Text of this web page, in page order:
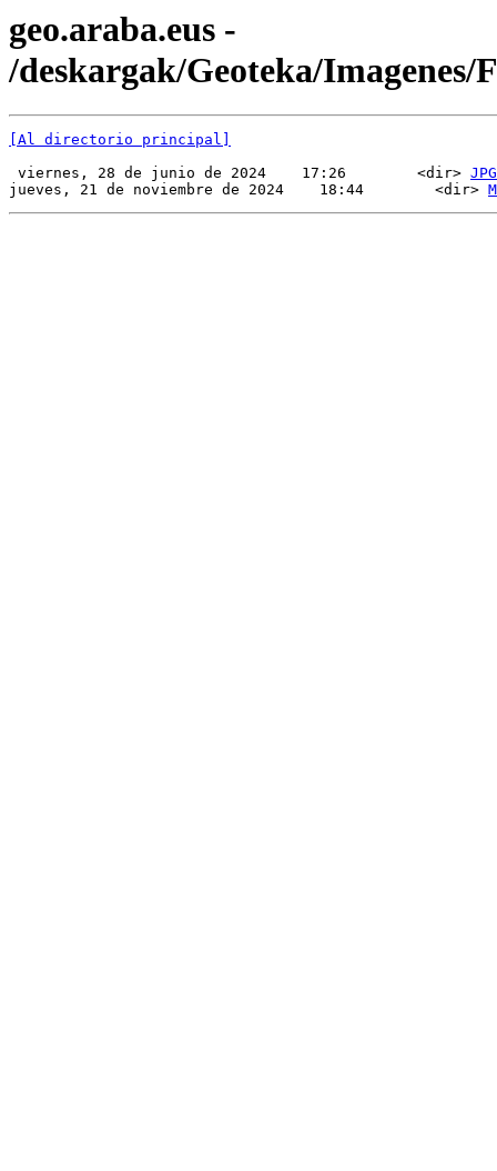
geo.araba.eus -
/deskargak/Geoteka/Imagenes/
[Al directorio principal]
viernes, 28 de junio de 2024    17:26        <dir> JPG
jueves, 21 de noviembre de 2024    18:44        <dir>